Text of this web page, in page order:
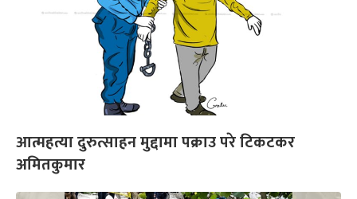
आत्महत्या दुरुत्साहन मुद्दामा पक्राउ परे टिकटकर
अमितकुमार